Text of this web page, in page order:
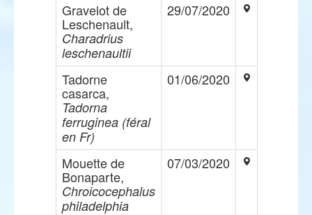
Gravelot de
Leschenault,
Charadrius
leschenaultii
29/07/2020
Tadorne
casarca,
Tadorna
ferruginea (féral
en Fr)
01/06/2020
Mouette de
Bonaparte,
Chroicocephalus
philadelphia
07/03/2020